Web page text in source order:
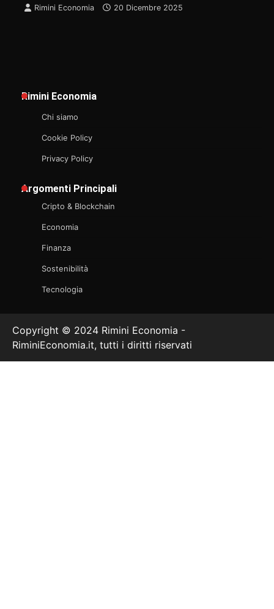
Rimini Economia 20 Dicembre 2025
Rimini Economia
Chi siamo
Cookie Policy
Privacy Policy
Argomenti Principali
Cripto & Blockchain
Economia
Finanza
Sostenibilità
Tecnologia
Copyright © 2024 Rimini Economia -
RiminiEconomia.it, tutti i diritti riservati